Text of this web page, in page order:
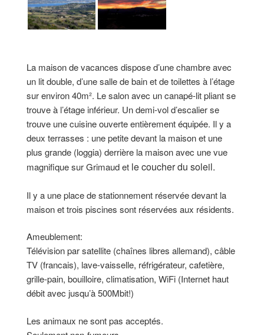
La maison de vacances dispose d’une chambre avec
un lit double, d’une salle de bain et de toilettes à l’étage
sur environ 40m². Le salon avec un canapé-lit pliant se
trouve à l’étage inférieur. Un demi-vol d’escalier se
trouve une cuisine ouverte entièrement équipée. Il y a
deux terrasses : une petite devant la maison et une
plus grande (loggia) derrière la maison avec une vue
magnifique sur Grimaud et le coucher du soleil.
Il y a une place de stationnement réservée devant la
maison et trois piscines sont réservées aux résidents.
Ameublement:
Télévision par satellite (chaînes libres allemand), câble
TV (francais), lave-vaisselle, réfrigérateur, cafetière,
grille-pain, bouilloire, climatisation, WiFi (Internet haut
débit avec jusqu’à 500Mbit!)
Les animaux ne sont pas acceptés.